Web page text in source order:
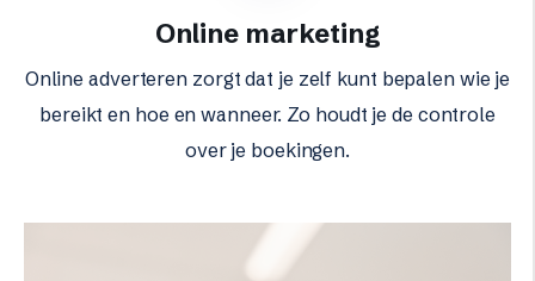
Online marketing
Online adverteren zorgt dat je zelf kunt bepalen wie je
bereikt en hoe en wanneer. Zo houdt je de controle
over je boekingen.